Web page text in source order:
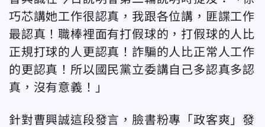
巧芯講她工作很認真，我跟各位講，匪諜工作
最認真！職棒裡面有打假球的，打假球的人比
正規打球的人更認真！詐騙的人比正常人工作
的更認真！所以國民黨立委講自己多認真多認
真，沒有意義！」
針對曹興誠這段發言，臉書粉專「政客爽」發